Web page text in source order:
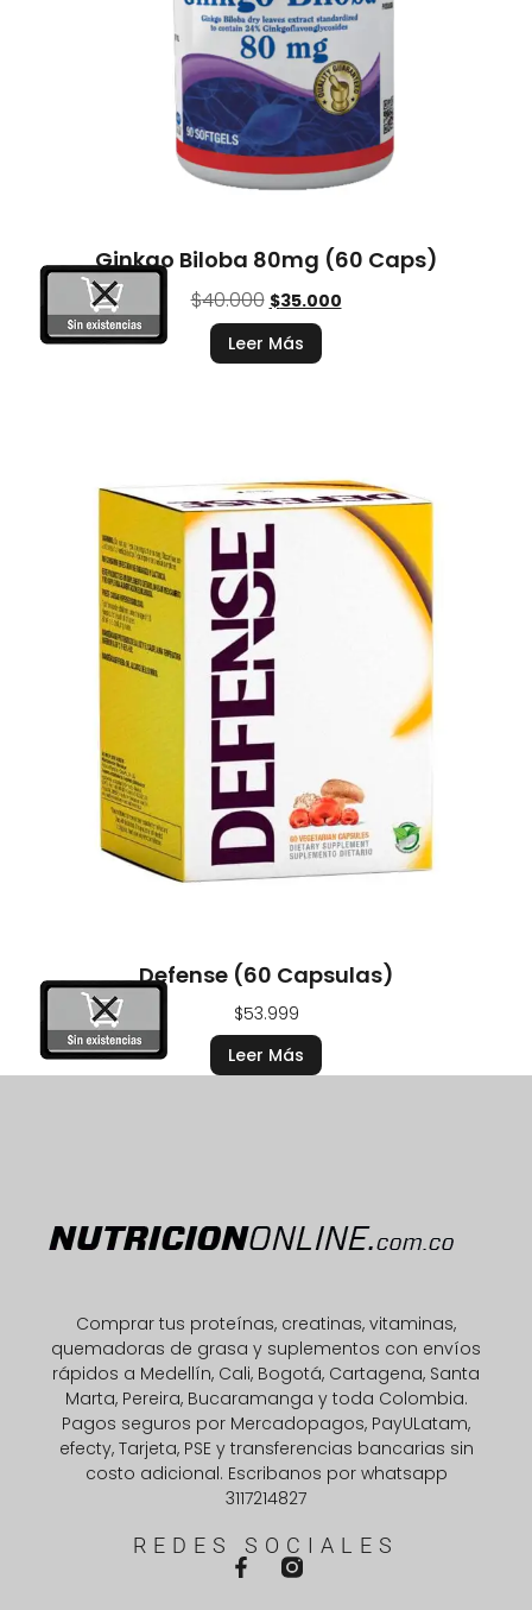
Ginkgo Biloba 80mg (60 Caps)
$40.000 $35.000
Leer Más
Defense (60 Capsulas)
$53.999
Leer Más
Comprar tus proteínas, creatinas, vitaminas,
quemadoras de grasa y suplementos con envíos
rápidos a Medellín, Cali, Bogotá, Cartagena, Santa
Marta, Pereira, Bucaramanga y toda Colombia.
Pagos seguros por Mercadopagos, PayULatam,
efecty, Tarjeta, PSE y transferencias bancarias sin
costo adicional. Escribanos por whatsapp
3117214827
REDES SOCIALES